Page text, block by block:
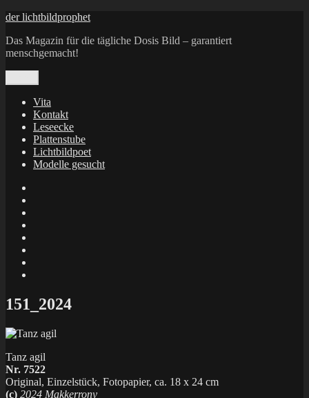
Zum
springen
der lichtbildprophet
Das Magazin für die tägliche Dosis Bild – garantiert
menschgemacht!
Vita
Kontakt
Leseecke
Plattenstube
Lichtbildpoet
Modelle gesucht
X
151_2024
Tanz agil
Nr. 7522
Original, Einzelstück, Fotopapier, ca. 18 x 24 cm
(c) 2024 Makkerrony